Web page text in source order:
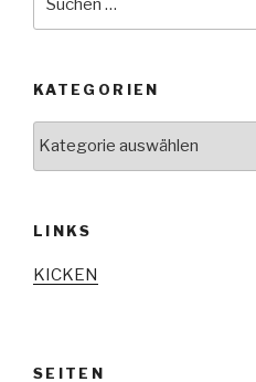
nach:
KATEGORIEN
LINKS
KICKEN
SEITEN